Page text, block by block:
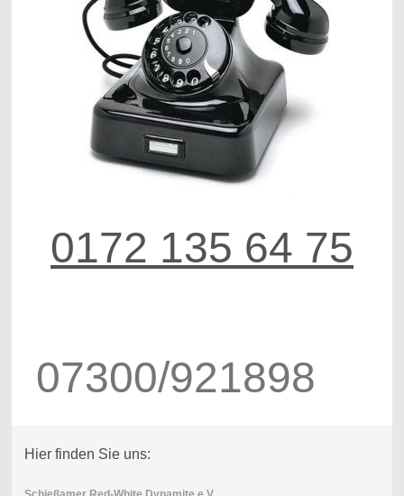
0172 135 64 75
07300/921898
Hier finden Sie uns: